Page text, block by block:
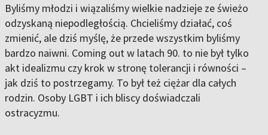
Byliśmy młodzi i wiązaliśmy wielkie nadzieje ze świeżo
odzyskaną niepodległością. Chcieliśmy działać, coś
zmienić, ale dziś myślę, że przede wszystkim byliśmy
bardzo naiwni. Coming out w latach 90. to nie był tylko
akt idealizmu czy krok w stronę tolerancji i równości –
jak dziś to postrzegamy. To był też ciężar dla całych
rodzin. Osoby LGBT i ich bliscy doświadczali
ostracyzmu.